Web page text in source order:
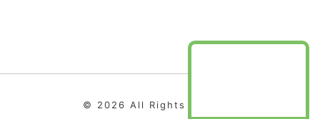
© 2026 All Rights Reserved.